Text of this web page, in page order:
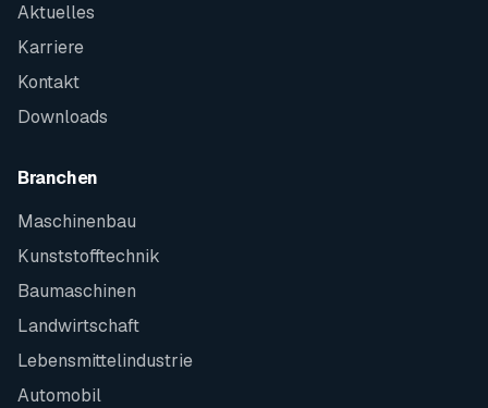
Aktuelles
Karriere
Kontakt
Downloads
Branchen
Maschinenbau
Kunststofftechnik
Baumaschinen
Landwirtschaft
Lebensmittelindustrie
Automobil